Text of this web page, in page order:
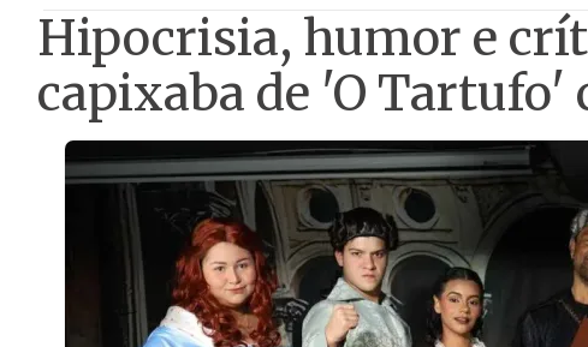
Hipocrisia, humor e
capixaba de 'O Tartufo'